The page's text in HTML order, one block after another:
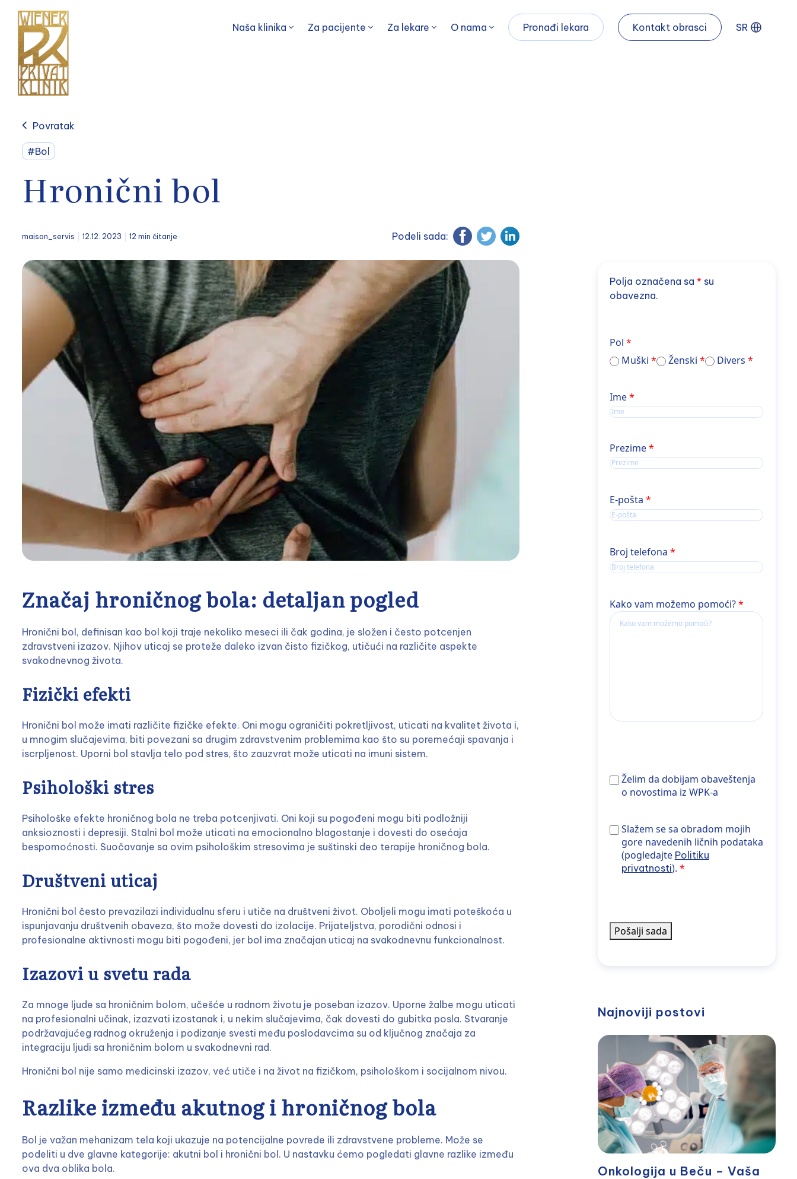
Naša klinika Za pacijente Za lekare O nama Pronađi lekara Kontakt obrasci SR
Povratak
#Bol
Hronični bol
maison_servis 12.12. 2023 12 min čitanje Podeli sada:
Značaj hroničnog bola: detaljan pogled
Hronični bol, definisan kao bol koji traje nekoliko meseci ili čak godina, je složen i često potcenjen
zdravstveni izazov. Njihov uticaj se proteže daleko izvan čisto fizičkog, utičući na različite aspekte
svakodnevnog života.
Fizički efekti
Hronični bol može imati različite fizičke efekte. Oni mogu ograničiti pokretljivost, uticati na kvalitet života i,
u mnogim slučajevima, biti povezani sa drugim zdravstvenim problemima kao što su poremećaji spavanja i
iscrpljenost. Uporni bol stavlja telo pod stres, što zauzvrat može uticati na imuni sistem.
Psihološki stres
Psihološke efekte hroničnog bola ne treba potcenjivati. Oni koji su pogođeni mogu biti podložniji
anksioznosti i depresiji. Stalni bol može uticati na emocionalno blagostanje i dovesti do osećaja
bespomoćnosti. Suočavanje sa ovim psihološkim stresovima je suštinski deo terapije hroničnog bola.
Društveni uticaj
Hronični bol često prevazilazi individualnu sferu i utiče na društveni život. Oboljeli mogu imati poteškoća u
ispunjavanju društvenih obaveza, što može dovesti do izolacije. Prijateljstva, porodični odnosi i
profesionalne aktivnosti mogu biti pogođeni, jer bol ima značajan uticaj na svakodnevnu funkcionalnost.
Izazovi u svetu rada
Za mnoge ljude sa hroničnim bolom, učešće u radnom životu je poseban izazov. Uporne žalbe mogu uticati
na profesionalni učinak, izazvati izostanak i, u nekim slučajevima, čak dovesti do gubitka posla. Stvaranje
podržavajućeg radnog okruženja i podizanje svesti među poslodavcima su od ključnog značaja za
integraciju ljudi sa hroničnim bolom u svakodnevni rad.
Hronični bol nije samo medicinski izazov, već utiče i na život na fizičkom, psihološkom i socijalnom nivou.
Razlike između akutnog i hroničnog bola
Bol je važan mehanizam tela koji ukazuje na potencijalne povrede ili zdravstvene probleme. Može se
podeliti u dve glavne kategorije: akutni bol i hronični bol. U nastavku ćemo pogledati glavne razlike između
ova dva oblika bola.
Polja označena sa *su
obavezna.
Pol
Muški
Ženski Divers
Ime
Ime
Ime
Prezime
E-pošta
Broj telefona
Kako vam možemo pomoći?
Želim
o
novostima
WPK-
Želim da dobijam obaveštenja
o novostima iz WPK-a
Slažem se sa obradom gore navedenih
Slažem se sa obradom mojih
gore navedenih ličnih podataka
(pogledajte Politiku
privatnosti).
Pošalji sada
Najnoviji postovi
Onkologija u Beču – Vaša